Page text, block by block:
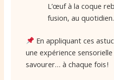
L’œuf à la coque
fusion, au quotidien.
En appliquant ces
une expérience
savourer… à chaque fois !